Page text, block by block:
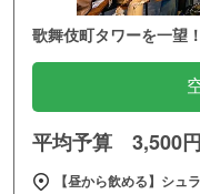
歌舞伎町タワーを一望
平均予算 3,500円
【昼から飲める】シュ